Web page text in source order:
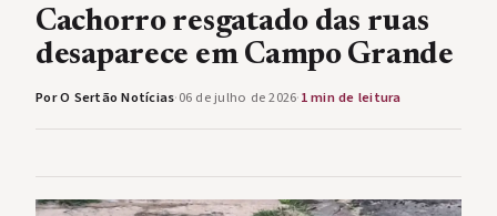
Cachorro resgatado das ruas
desaparece em Campo Grande
Por O Sertão Notícias·06 de julho de 2026·1 min de leitura